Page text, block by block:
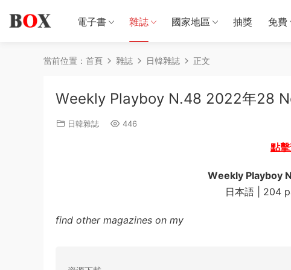
電子書 雜誌 國家地區 抽獎 免費
當前位置： 首頁 雜誌 日韓雜誌 正文
Wеekly Plаyboy N.48 2022年28
日韓雜誌 446
點
Wеekly Plаyboy
日本語 | 204
find other magazines on my